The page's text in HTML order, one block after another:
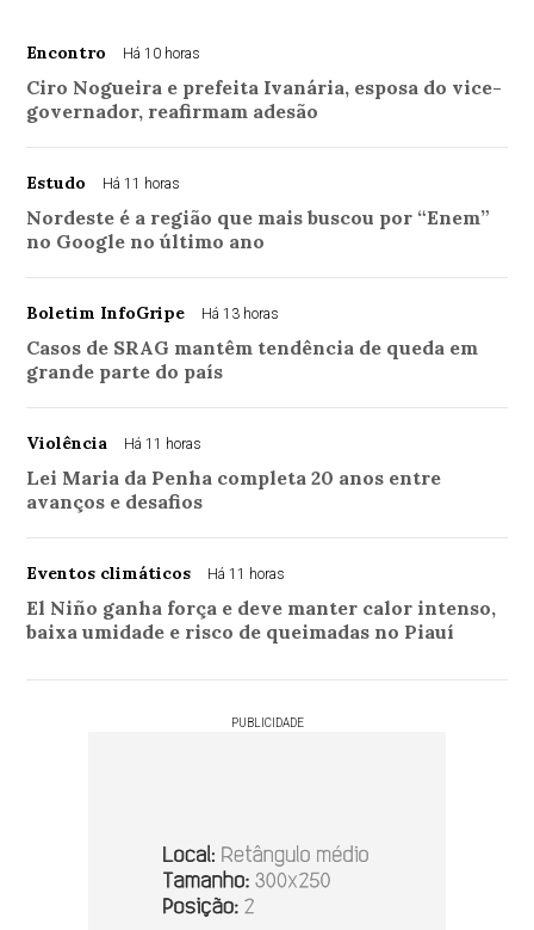
Encontro Há 10 horas
Ciro Nogueira e prefeita Ivanária, esposa do vice-
governador, reafirmam adesão
Estudo Há 11 horas
Nordeste é a região que mais buscou por “Enem”
no Google no último ano
Boletim InfoGripe Há 13 horas
Casos de SRAG mantêm tendência de queda em
grande parte do país
Violência Há 11 horas
Lei Maria da Penha completa 20 anos entre
avanços e desafios
Eventos climáticos Há 11 horas
El Niño ganha força e deve manter calor intenso,
baixa umidade e risco de queimadas no Piauí
PUBLICIDADE